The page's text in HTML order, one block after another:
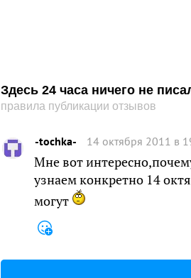
Здесь 24 часа ничего не
правила публикации отзывов
-tochka- 14 октября 2011 в
Мне вот
узнаем конкретно 14
могут